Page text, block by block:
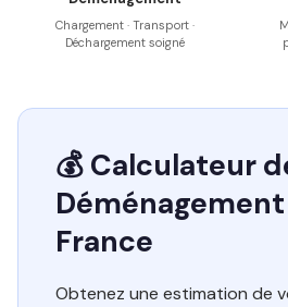
Chargement · Transport ·
Déchargement soigné
💰 Calculateur
France
Obtenez une estimation de